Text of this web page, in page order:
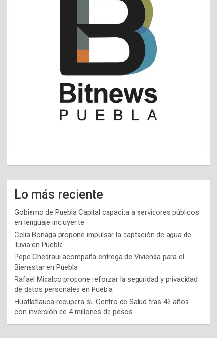
Lo más reciente
Gobierno de Puebla Capital capacita a servidores públicos
en lenguaje incluyente
Celia Bonaga propone impulsar la captación de agua de
lluvia en Puebla
Pepe Chedraui acompaña entrega de Vivienda para el
Bienestar en Puebla
Rafael Micalco propone reforzar la seguridad y privacidad
de datos personales en Puebla
Huatlatlauca recupera su Centro de Salud tras 43 años
con inversión de 4 millones de pesos